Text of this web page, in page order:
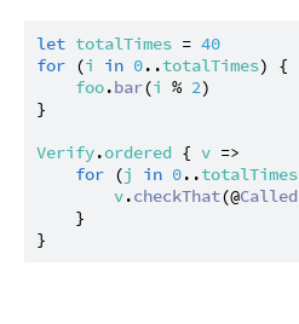
let totalTimes = 40
for (i in 0..totalTimes) {
foo.bar(i % 2)
}
Verify.ordered { v =>
for (j in 0..totalTimes
v.checkThat(@Called
    }